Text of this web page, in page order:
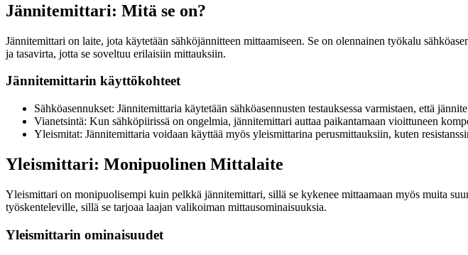
Jännitemittari: Mitä se on?
Jännitemittari on laite, jota käytetään sähköjännitteen mittaamiseen. Se on olennainen työkalu
ja tasavirta, jotta se soveltuu erilaisiin mittauksiin.
Jännitemittarin käyttökohteet
Sähköasennukset: Jännitemittaria käytetään sähköasennusten testauksessa varmistaen, että
Vianetsintä: Kun sähköpiirissä on ongelmia, jännitemittari auttaa paikantamaan vioittuneen
Yleismitat: Jännitemittaria voidaan käyttää myös yleismittarina perusmittauksiin, kuten
Yleismittari: Monipuolinen Mittalaite
Yleismittari on monipuolisempi kuin pelkkä jännitemittari, sillä se kykenee mittaamaan myös muita
työskenteleville, sillä se tarjoaa laajan valikoiman mittausominaisuuksia.
Yleismittarin ominaisuudet